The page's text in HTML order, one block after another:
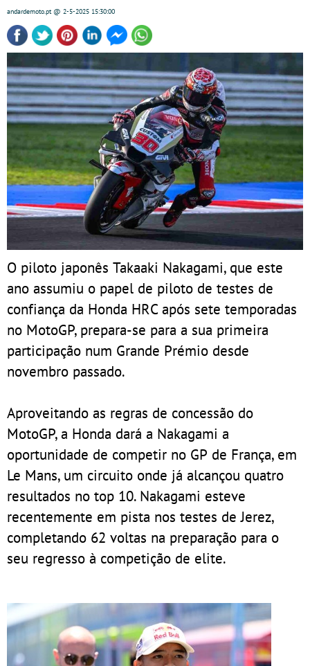
andardemoto.pt@ 2-5-2025 15:30:00
O piloto japonês Takaaki Nakagami, que este
ano assumiu o papel de piloto de testes de
confiança da Honda HRC após sete temporadas
no MotoGP, prepara-se para a sua primeira
participação num Grande Prémio desde
novembro passado.
Aproveitando as regras de concessão do
MotoGP, a Honda dará a Nakagami a
oportunidade de competir no GP de França, em
Le Mans, um circuito onde já alcançou quatro
resultados no top 10. Nakagami esteve
recentemente em pista nos testes de Jerez,
completando 62 voltas na preparação para o
seu regresso à competição de elite.